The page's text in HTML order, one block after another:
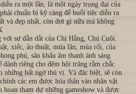
ra một lần, là một ngày trọng đại của
chuẩn bị kỹ càng để buổi tiệc diễn ra
và đẹp nhất, còn đợi gì nữa mà không
với sự dẫn dắt của Chị Hằng, Chú Cuội.
xiếc, ảo thuật, múa lân, múa rối, của
phú, sân khấu âm thanh ánh sáng
dành riêng cho đêm hội trăng rằm chắc
những bất ngờ thú vị. Và đặc biệt, sẽ còn
các em được hóa thân vào nhân vật
tham dự những gameshow và được